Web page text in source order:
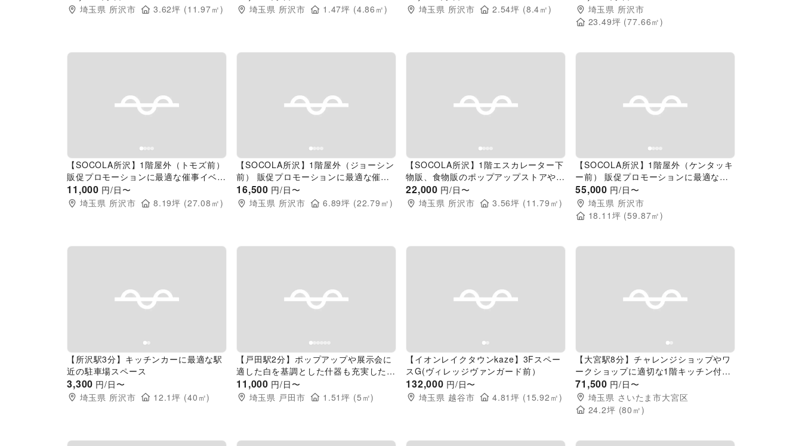
ペース埼玉県 所沢市 3.62坪 (11.97㎡)
スペース
埼玉県 所沢市 1.47坪 (4.86 ㎡)
埼玉県 所沢市 2.54坪 (8.4㎡)
埼玉県 所沢市
23.49坪 (77.66㎡)
Previous slide
【SOCOLA所沢】1階屋外（トモズ前）
販促プロモーションに最適な催事イベン
トスペース
11,000 円/日〜
埼玉県 所沢市 8.19坪 (27.08 ㎡)
Previous slide
【SOCOLA所沢】1階屋外（ジョーシン
前） 販促プロモーションに最適な催事
イベントスペース
16,500 円/日〜
埼玉県 所沢市 6.89坪 (22.79 ㎡)
Previous slide
【SOCOLA所沢】1階エスカレーター下
物販、食物販のポップアップストアや販
促プロモーションに最適な催事イベント
スペース
22,000 円/日〜
埼玉県 所沢市 3.56坪 (11.79 ㎡)
Previous slide
【SOCOLA所沢】1階屋外（ケンタッキ
ー前） 販促プロモーションに最適な催
事イベントスペース
55,000 円/日〜
埼玉県 所沢市
18.11 坪 (59.87㎡)
Previous slide
【所沢駅3分】キッチンカーに最適な駅
近の駐車場スペース
3,300 円/日〜
埼玉県 所沢市 12.1坪 (40 ㎡)
Previous slide
【戸田駅2分】ポップアップや展示会に
適した白を基調とした什器も充実したス
ペース
11,000 円/日〜
埼玉県 戸田市 1.51坪 (5 ㎡)
Previous slide
【イオンレイクタウンkaze】3Fスペー
スG(ヴィレッジヴァンガード前）
132,000 円/日〜
埼玉県 越谷市 4.81坪 (15.92 ㎡)
Previous slide
【大宮駅8分】チャレンジショップやワ
ークショップに適切な1階キッチン付き
カフェスペース
71,500 円/日〜
埼玉県 さいたま市大宮区
24.2坪 (80 ㎡)